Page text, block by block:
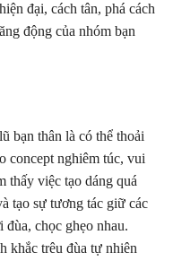
đại, cách tân, phá cách
động của nhóm bạn
bạn thân là có thể thoải
concept nghiêm túc, vui
thấy việc tạo dáng quá
tạo sự tương tác giữ các
chọc ghẹo nhau.
khắc trêu đùa tự nhiên